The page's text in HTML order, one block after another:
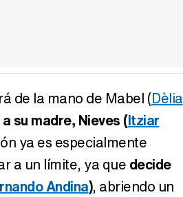
de la mano de Mabel (Dèlia
su madre, Nieves (Itziar
ya es especialmente
a un límite, ya que decide
Andina), abriendo un